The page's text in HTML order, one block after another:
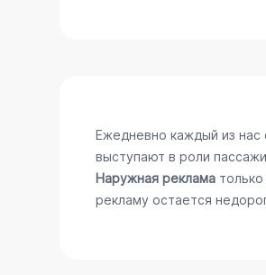
Ежедневно каждый из нас
выступают в роли
Наружная реклама
рекламу остается